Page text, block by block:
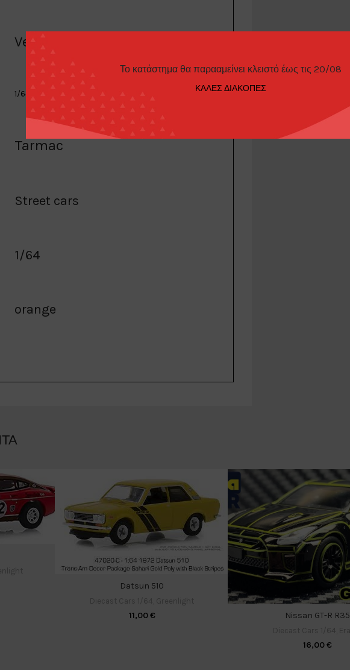
Το κατάστημα θα παρααμείνει κλειστό έως τις 20/08
ΚΑΛΕΣ ΔΙΑΚΟΠΕΣ
VeilSide FFZ400 Fairlady Z
1/64 Nissan VeilSide FFZ400 Fairlady Z, orange
Tarmac
Street cars
1/64
orange
Datsun 510
11,00€ Nissan GT-R R35
16,00€